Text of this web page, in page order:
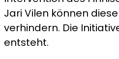
Jari Vilen können
verhindern. Die
entsteht.